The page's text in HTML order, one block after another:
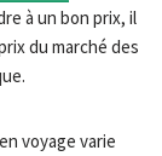
à un bon prix, il
du marché des
voyage varie